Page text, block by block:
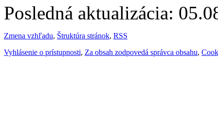
Posledná aktualizácia:
Zmena vzhľadu, Štruktúra stránok, RSS
Vyhlásenie o prístupnosti, Za obsah zodpovedá správca obsahu,